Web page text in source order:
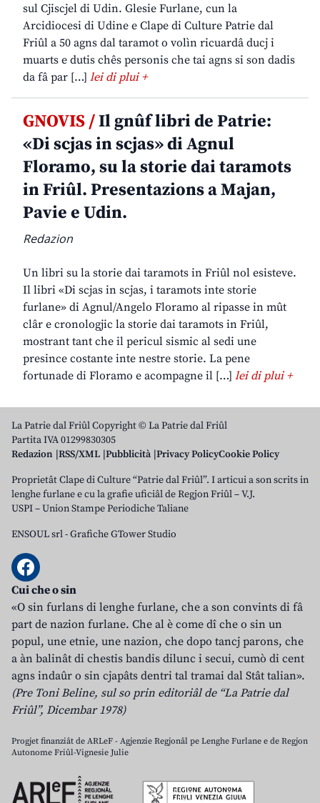
sul Cjiscjel di Udin. Glesie Furlane, cun la
Arcidiocesi di Udine e Clape di Culture Patrie dal
Friûl a 50 agns dal taramot o volìn ricuardâ ducj i
muarts e dutis chês personis che tai agns si son dadis
da fâ par […] lei di plui +
GNOVIS /Il gnûf libri de Patrie:
«Di scjas in scjas» di Agnul
Floramo, su la storie dai taramots
in Friûl. Presentazions a Majan,
Pavie e Udin.
Redazion
Un libri su la storie dai taramots in Friûl nol esisteve.
Il libri «Di scjas in scjas, i taramots inte storie
furlane» di Agnul/Angelo Floramo al ripasse in mût
clâr e cronologjic la storie dai taramots in Friûl,
mostrant tant che il pericul sismic al sedi une
presince costante inte nestre storie. La pene
fortunade di Floramo e acompagne il […] lei di plui +
La Patrie dal Friûl Copyright © La Patrie dal Friûl
Partita IVA 01299830305
Redazion RSS/XML Pubblicità Privacy PolicyCookie Policy
Proprietât Clape di Culture “Patrie dal Friûl”. I articui a son scrits in
lenghe furlane e cu la grafie uficiâl de Regjon Friûl – V.J.
USPI – Union Stampe Periodiche Taliane
ENSOUL srl-Grafiche GTower Studio
Cui che o sin
«O sin furlans di lenghe furlane, che a son convints di fâ
part de nazion furlane. Che al è come dî che o sin un
popul, une etnie, une nazion, che dopo tancj parons, che
a àn balinât di chestis bandis dilunc i secui, cumò di cent
agns indaûr o sin cjapâts dentri tal tramai dal Stât talian».
(Pre Toni Beline, sul so prin editoriâl de “La Patrie dal
Friûl”, Dicembar 1978)
Progjet finanziât de ARLeF - Agjenzie Regjonâl pe Lenghe Furlane e de Regjon
Autonome Friûl-Vignesie Julie